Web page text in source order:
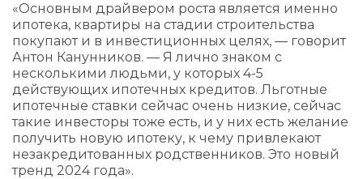
«Основным драйвером роста является именно
ипотека, квартиры на стадии строительства
покупают и в инвестиционных целях, — говорит
Антон Канунников. — Я лично знаком с
несколькими людьми, у которых 4-5
действующих ипотечных кредитов. Льготные
ипотечные ставки сейчас очень низкие, сейчас
такие инвесторы тоже есть, и у них есть желание
получить новую ипотеку, к чему привлекают
незакредитованных родственников. Это новый
тренд 2024 года».